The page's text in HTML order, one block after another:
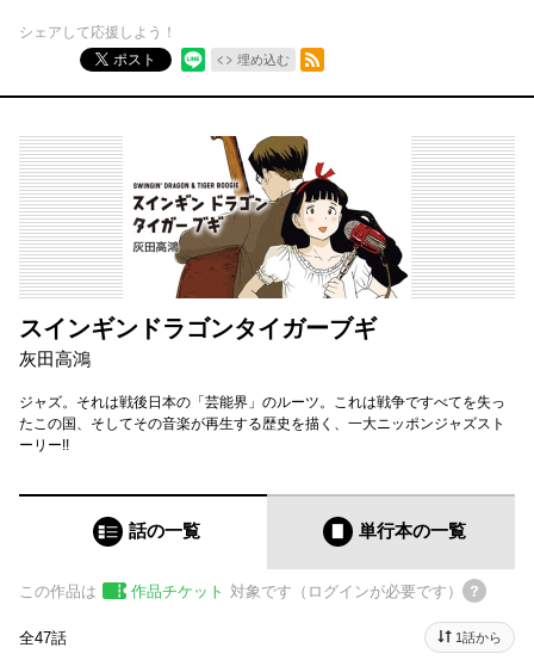
シェアして応援しよう！
ポスト
埋め込む
RSSフィード
スインギンドラゴンタイガーブギ
灰田高鴻
ジャズ。それは戦後日本の「芸能界」のルーツ。これは戦争ですべてを失っ
たこの国、そしてその音楽が再生する歴史を描く、一大ニッポンジャズスト
ーリー!!
話の一覧 単行本の一覧
この作品は 作品チケット 対象です（ログインが必要です）
全47話 1話から